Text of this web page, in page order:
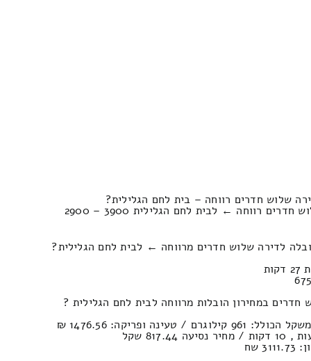
שלוש חדרים רווחה – בית לחם הגלילית?
הצעות מחירים מעבר דירות שלוש חדרים רווחה ← לבית לחם הגלילית 3900 – 2900
לדירה שלוש חדרים מרווחה ← לבית לחם הגלילית?
במחירון הובלות מרווחה לבית לחם הגלילית ?
שח